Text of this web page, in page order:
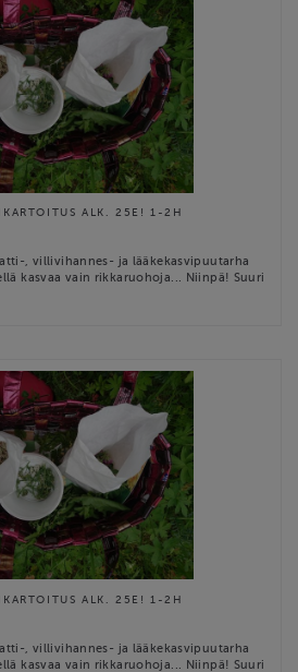
ALK. 25E! 1-2H
, villivihannes- ja lääkekasvipuutarha
kasvaa vain rikkaruohoja... Niinpä! Suuri
ALK. 25E! 1-2H
, villivihannes- ja lääkekasvipuutarha
kasvaa vain rikkaruohoja... Niinpä! Suuri